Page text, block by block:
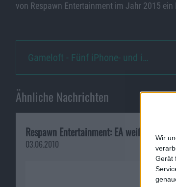
Wir
Gerät
von Respawn Entertainment im Jahr 2015 ein
Gameloft - Fünf iPhone- und i…
Ähnliche Nachrichten
Respawn Entertainment: EA weiß von
03.06.2010